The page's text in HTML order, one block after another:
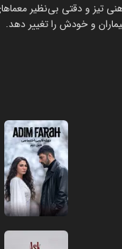
تیز و دقتی بی‌نظیر
و خودش را تغییر دهد.